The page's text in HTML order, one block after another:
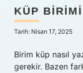
var
?
KÜP
Tarih: Nisan 17, 2025
Birim küp nasıl
gerekir. Bazen